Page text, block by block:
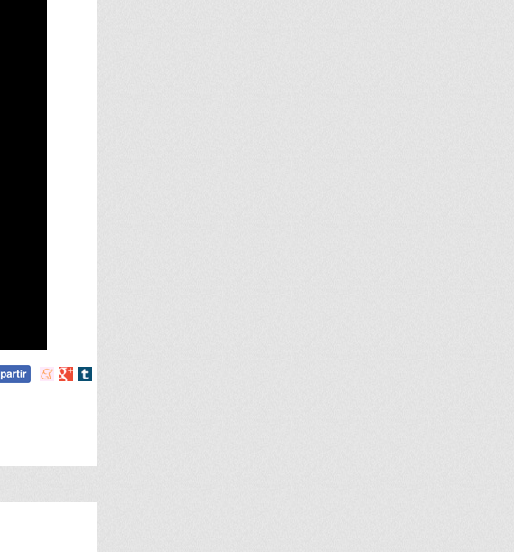
Compartir
Compartir
Compartir